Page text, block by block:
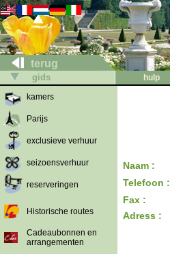
terug
gids hulp
kamers
Parijs
exclusieve verhuur
seizoensverhuur
reserveringen
Historische routes
Cadeaubonnen en
arrangementen
Naam :
Telefoon :
Fax :
Adress :